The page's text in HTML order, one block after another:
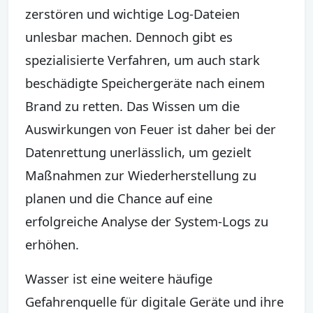
zerstören und wichtige Log-Dateien
unlesbar machen. Dennoch gibt es
spezialisierte Verfahren, um auch stark
beschädigte Speichergeräte nach einem
Brand zu retten. Das Wissen um die
Auswirkungen von Feuer ist daher bei der
Datenrettung unerlässlich, um gezielt
Maßnahmen zur Wiederherstellung zu
planen und die Chance auf eine
erfolgreiche Analyse der System-Logs zu
erhöhen.
Wasser ist eine weitere häufige
Gefahrenquelle für digitale Geräte und ihre